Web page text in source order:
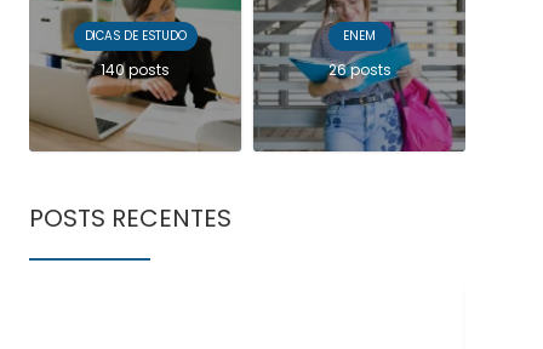
DICAS DE ESTUDO
140 posts
ENEM
26 posts
POSTS RECENTES